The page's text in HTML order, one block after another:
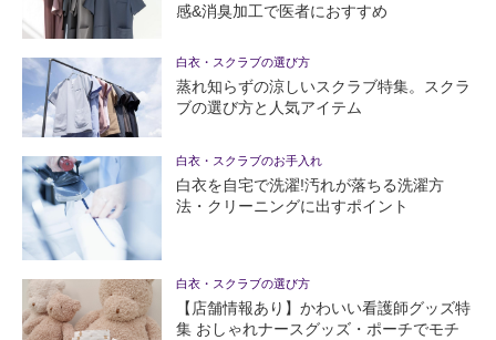
感&消臭加工で医者におすすめ
白衣・スクラブの選び方
蒸れ知らずの涼しいスクラブ特集。スクラ
ブの選び方と人気アイテム
白衣・スクラブのお手入れ
白衣を自宅で洗濯!汚れが落ちる洗濯方
法・クリーニングに出すポイント
白衣・スクラブの選び方
【店舗情報あり】かわいい看護師グッズ特
集 おしゃれナースグッズ・ポーチでモチ